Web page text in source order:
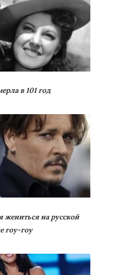
в 101 год
жениться на русской
гоу-гоу